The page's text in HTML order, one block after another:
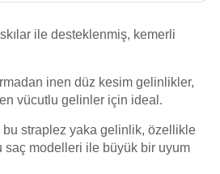
ile desteklenmiş, kemerli
inen düz kesim gelinlikler,
vücutlu gelinler için ideal.
bu straplez yaka gelinlik, özellikle
saç modelleri ile büyük bir uyum